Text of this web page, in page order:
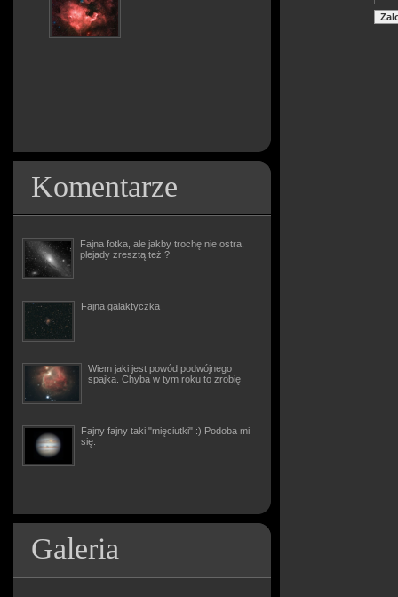
Komentarze
Fajna fotka, ale jakby trochę nie ostra,
plejady zresztą też ?
Fajna galaktyczka
Wiem jaki jest powód podwójnego
spajka. Chyba w tym roku to zrobię
Fajny fajny taki "mięciutki" :) Podoba mi
się.
Galeria